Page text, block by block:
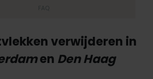
FAQ
verwijderen in
en Den Haag